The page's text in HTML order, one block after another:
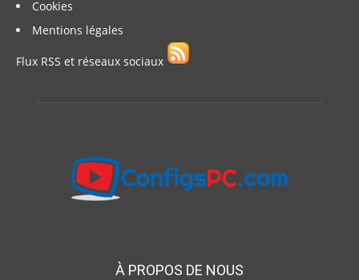
Cookies
Mentions légales
Flux RSS et réseaux sociaux
À PROPOS DE NOUS